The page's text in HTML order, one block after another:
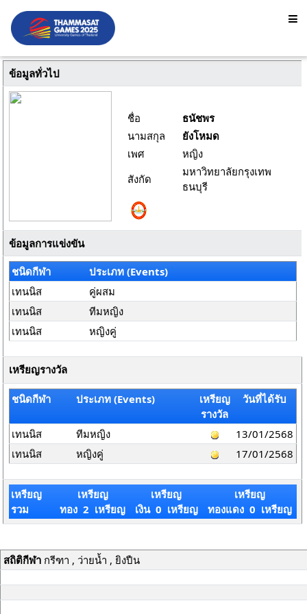
ข้อมูลทั่วไป
ชื่อ
ธนัชพร
นามสกุล
ยังโหมด
เพศ
หญิง
สังกัด
มหาวิทยาลัยกรุงเทพ
ธนบุรี
ข้อมูลการแข่งขัน
ชนิดกีฬา
ประเภท (Events)
เทนนิส
คู่ผสม
เทนนิส
ทีมหญิง
เทนนิส
หญิงคู่
เหรียญรางวัล
ชนิดกีฬา ประเภท (Events)
เหรียญ
รางวัล
วันที่ได้รับ
เทนนิส ทีมหญิง
13/01/2568
เทนนิส
หญิงคู่ 17/01/2568
เหรียญ
รวม
เหรียญ
ทอง 2 เหรียญ
เหรียญ
เงิน 0 เหรียญ
เหรียญ
ทองแดง 0 เหรียญ
สถิติกีฬากรีฑา , ว่ายน้ำ , ยิงปืน